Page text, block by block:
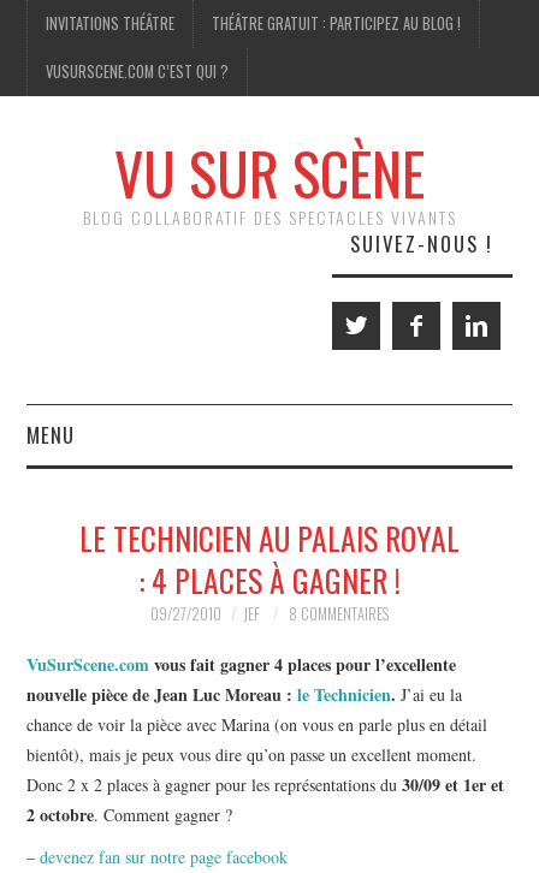
INVITATIONS THÉÂTRE THÉÂTRE GRATUIT : PARTICIPEZ AU BLOG !
VUSURSCENE.COM C’EST QUI ?
VU SUR SCÈNE
BLOG COLLABORATIF DES SPECTACLES VIVANTS
SUIVEZ-NOUS !
MENU
MUSIQUE
SPECTACLE
HORS SCÈNE
PROPOSER UN SPECTACLE
LE TECHNICIEN AU PALAIS ROYAL
: 4 PLACES À GAGNER !
09/27/2010 JEF 8 COMMENTAIRES
VuSurScene.comvous fait gagner 4 places pour l’excellente
nouvelle pièce de Jean Luc Moreau : le Technicien.J’ai eu la
chance de voir la pièce avec Marina (on vous en parle plus en détail
bientôt), mais je peux vous dire qu’on passe un excellent moment.
Donc 2 x 2 places à gagner pour les représentations du30/09 et 1er et
2 octobre. Comment gagner ?
–devenez fan sur notre page facebook